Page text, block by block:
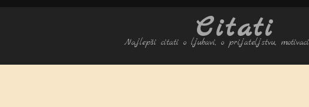
Citati
Najlepši citati o ljubavi, o prijateljstvu,